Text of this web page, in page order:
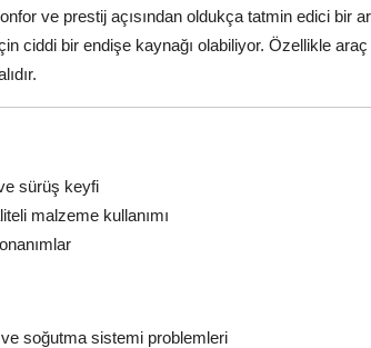
ve prestij açısından oldukça tatmin edici bir
ciddi bir endişe kaynağı olabiliyor. Özellikle
sürüş keyfi
malzeme kullanımı
soğutma sistemi problemleri